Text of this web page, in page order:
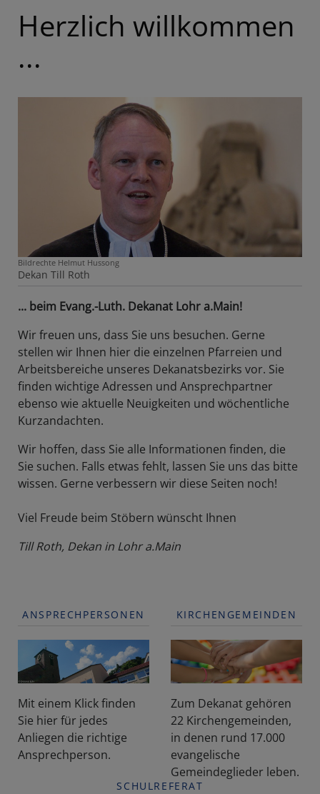
Herzlich willkommen
...
Bildrechte Helmut Hussong
Dekan Till Roth
... beim Evang.-Luth. Dekanat Lohr a.Main!
Wir freuen uns, dass Sie uns besuchen. Gerne
stellen wir Ihnen hier die einzelnen Pfarreien und
Arbeitsbereiche unseres Dekanatsbezirks vor. Sie
finden wichtige Adressen und Ansprechpartner
ebenso wie aktuelle Neuigkeiten und wöchentliche
Kurzandachten.
Wir hoffen, dass Sie alle Informationen finden, die
Sie suchen. Falls etwas fehlt, lassen Sie uns das bitte
wissen. Gerne verbessern wir diese Seiten noch!
Viel Freude beim Stöbern wünscht Ihnen
Till Roth, Dekan in Lohr a.Main
ANSPRECHPERSONEN
Mit einem Klick finden
Sie hier für jedes
Anliegen die richtige
Ansprechperson.
KIRCHENGEMEINDEN
Zum Dekanat gehören
22 Kirchengemeinden,
in denen rund 17.000
evangelische
Gemeindeglieder leben.
SCHULREFERAT